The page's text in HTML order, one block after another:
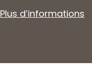
Plus d’informations